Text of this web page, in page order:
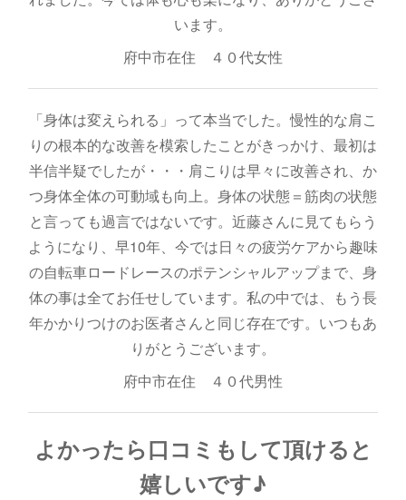
います。
府中市在住 ４０代女性
「身体は変えられる」って本当でした。慢性的な肩こ
りの根本的な改善を模索したことがきっかけ、最初は
半信半疑でしたが・・・肩こりは早々に改善され、か
つ身体全体の可動域も向上。身体の状態＝筋肉の状態
と言っても過言ではないです。近藤さんに見てもらう
ようになり、早10年、今では日々の疲労ケアから趣味
の自転車ロードレースのポテンシャルアップまで、身
体の事は全てお任せしています。私の中では、もう長
年かかりつけのお医者さんと同じ存在です。いつもあ
りがとうございます。
府中市在住 ４０代男性
よかったら口コミもして頂けると
嬉しいです♪